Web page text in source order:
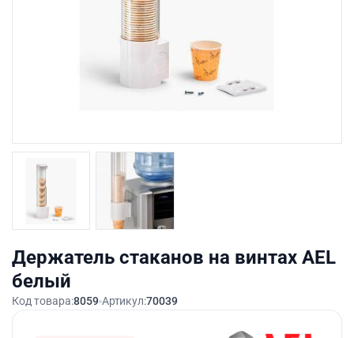
Держатель стаканов на винтах AEL
белый
Код товара:8059 Артикул:70039